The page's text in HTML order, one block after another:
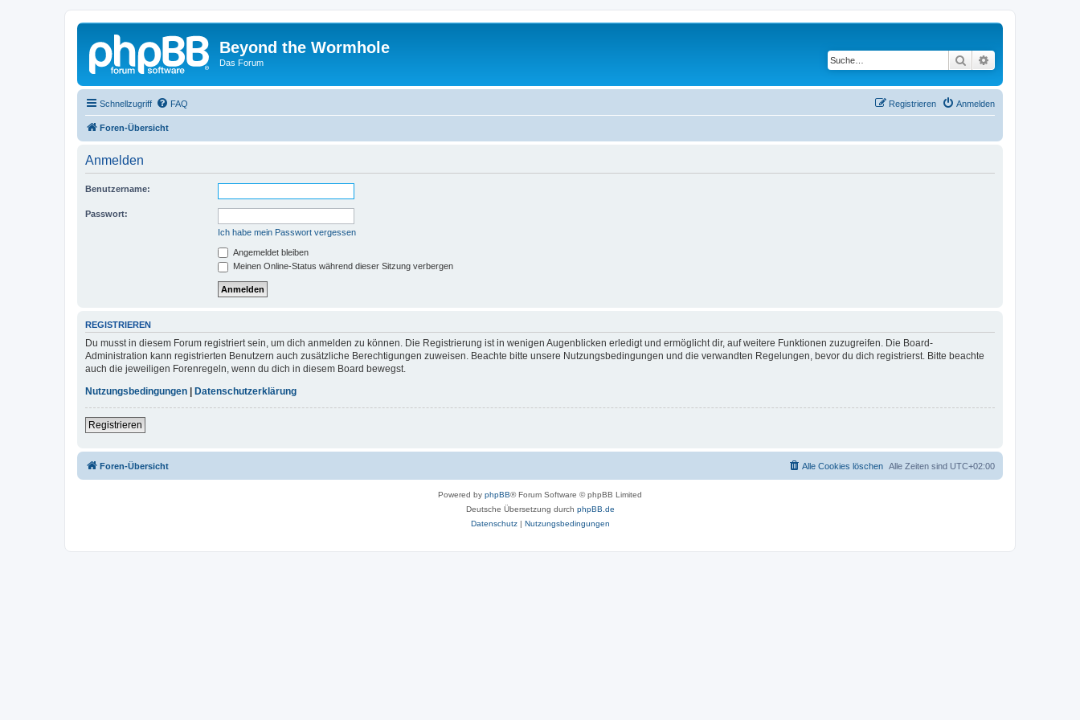
Beyond the Wormhole
Das Forum Suche
Schnellzugriff FAQ Anmelden
Registrieren
Foren-Übersicht
Anmelden
Benutzername:
Passwort:
Ich habe mein Passwort vergessen
Angemeldet bleiben
Meinen Online-Status während dieser Sitzung verbergen
REGISTRIEREN
Du musst in diesem Forum registriert sein, um dich anmelden zu können. Die Registrierung ist in wenigen Augenblicken erledigt und ermöglicht dir, auf weitere Funktionen zuzugreifen. Die Board-
Administration kann registrierten Benutzern auch zusätzliche Berechtigungen zuweisen. Beachte bitte unsere Nutzungsbedingungen und die verwandten Regelungen, bevor du dich registrierst. Bitte beachte
auch die jeweiligen Forenregeln, wenn du dich in diesem Board bewegst.
Nutzungsbedingungen
Datenschutzerklärung
Registrieren
Foren-Übersicht Alle Zeiten sind UTC+02:00
Alle Cookies löschen
Powered by phpBB® Forum Software © phpBB Limited
Deutsche Übersetzung durch phpBB.de
Datenschutz| Nutzungsbedingungen